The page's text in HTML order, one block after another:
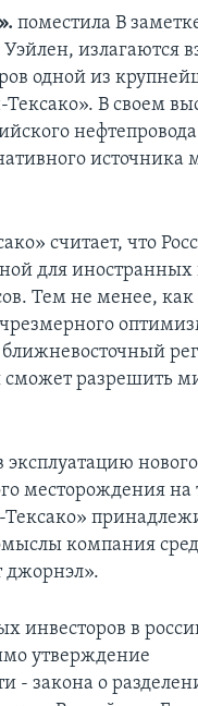
поместила В
излагаются
одной из
В своем
источника
считает, что
для иностранных
Тем не менее,
ближневосточный
сможет разрешить
эксплуатацию нового
месторождения
Тексако»
компания
джорнэл».
инвесторов в
утверждение
- закона о